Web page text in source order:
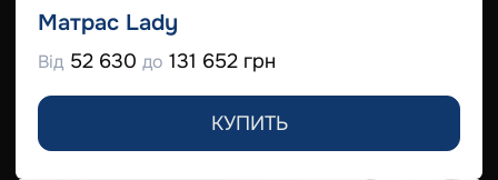
Матрас Lady
Від 52 630 до 131 652 грн
КУПИТЬ